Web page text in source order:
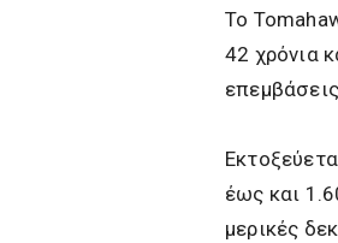
Το
42 χρόνια
έως και
μερικές